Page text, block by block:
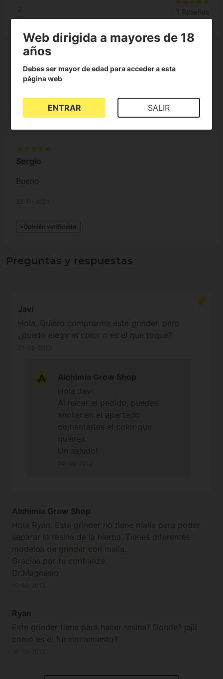
2
1
1 Reseñas
100%
Sergio
Bueno
Opinión verificada
Preguntas y respuestas
Javi
Hola. Quiero comprarme este grinder, pero
¿puedo elegir el color o es el que toque?
Alchimia Grow Shop
Alchimia Grow Shop
Hola Ryan. Este grinder no tiene malla para poder
separar la resina de la hierba. Tienes diferentes
modelos de grinder con malla
Gracias por tu confianza.
Dr.Magnesio
Ryan
Este grinder tiene para hacer resina? Donde? jaja
como es el funcionamiento?
Web dirigida a mayores de 18
años
Debes ser mayor de edad para acceder a esta
página web
ENTRAR SALIR